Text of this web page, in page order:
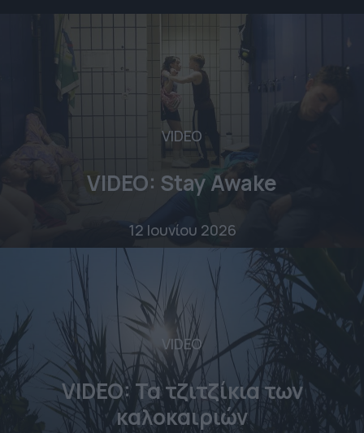
VIDEO
VIDEO: Stay Awake
12 Ιουνίου 2026
VIDEO
VIDEO: Τα τζιτζίκια των
καλοκαιριών